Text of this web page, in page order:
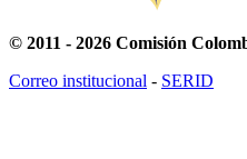
© 2011 - 2026 Comisión
Correo institucional - SERID